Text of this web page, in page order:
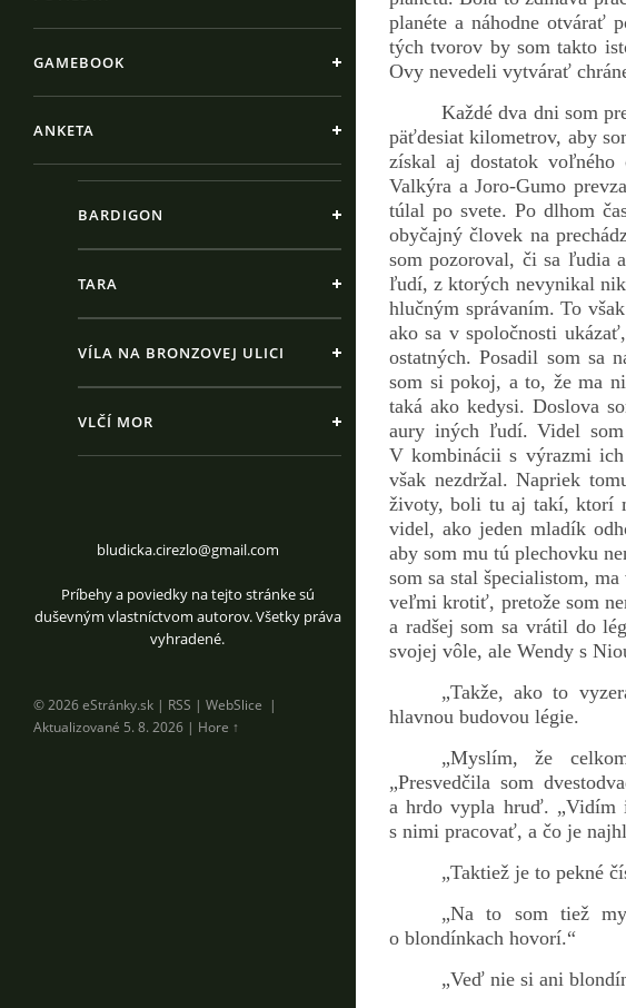
GAMEBOOK
ANKETA
BARDIGON
TARA
VÍLA NA BRONZOVEJ ULICI
VLČÍ MOR
bludicka.cirezlo@gmail.com
Príbehy a poviedky na tejto stránke sú
duševným vlastníctvom autorov. Všetky práva
vyhradené.
© 2026 eStránky.sk | RSS | WebSlice |
Aktualizované 5. 8. 2026 | Hore ↑
planéte a náhodne otvárať
tých tvorov by som takto
Ovy nevedeli vytvárať
Každé dva dni som
päťdesiat kilometrov, aby
získal aj dostatok
Valkýra a Joro-Gumo
túlal po svete. Po dlhom
obyčajný človek na
som pozoroval, či sa ľudia
ľudí, z ktorých nevynikal
hlučným správaním. To
ako sa v spoločnosti
ostatných. Posadil som sa
som si pokoj, a to, že ma
taká ako kedysi. Doslova
aury iných ľudí. Videl
V kombinácii s výrazmi
však nezdržal. Napriek
životy, boli tu aj takí, ktorí
videl, ako jeden mladík
aby som mu tú plechovku
som sa stal špecialistom,
veľmi krotiť, pretože som
a radšej som sa vrátil do
svojej vôle, ale Wendy s
„Takže, ako to
hlavnou budovou légie.
„Myslím, že
„Presvedčila som
a hrdo vypla hruď. „Vidím
s nimi pracovať, a čo je
„Taktiež je to pekné
„Na to som tiež
o blondínkach hovorí.“
„Veď nie si ani